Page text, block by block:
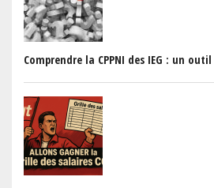
Comprendre la CPPNI des IEG : un